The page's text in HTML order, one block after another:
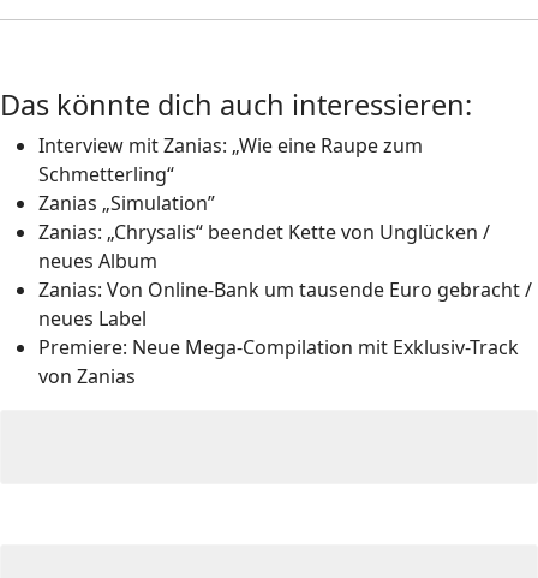
Das könnte dich auch interessieren:
Interview mit Zanias: „Wie eine Raupe zum
Schmetterling“
Zanias „Simulation”
Zanias: „Chrysalis“ beendet Kette von Unglücken /
neues Album
Zanias: Von Online-Bank um tausende Euro gebracht /
neues Label
Premiere: Neue Mega-Compilation mit Exklusiv-Track
von Zanias